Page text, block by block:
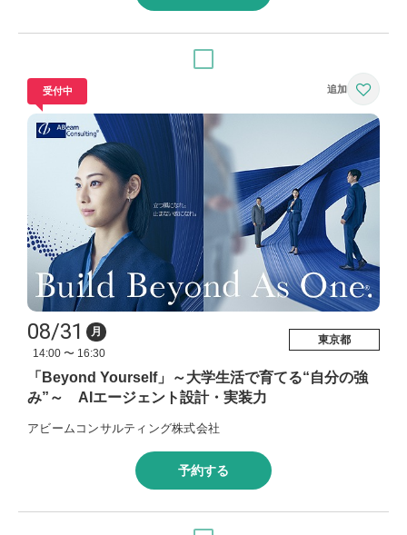
受付中
08/31
月
14:00 〜 16:30
東京都
「Beyond Yourself」～大学生活で育てる“自分の強
み”～ AIエージェント設計・実装力
アビームコンサルティング株式会社
予約する